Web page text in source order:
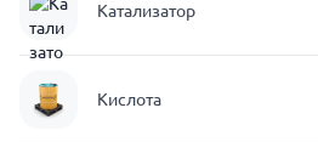
Катализатор
Кислота